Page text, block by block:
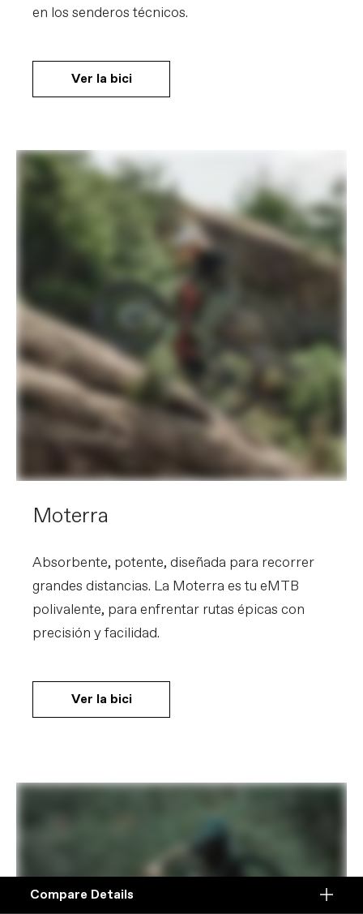
en los senderos técnicos.
Ver la bici
Moterra
Absorbente, potente, diseñada para recorrer
grandes distancias. La Moterra es tu eMTB
polivalente, para enfrentar rutas épicas con
precisión y facilidad.
Ver la bici
Compare
Compare Details